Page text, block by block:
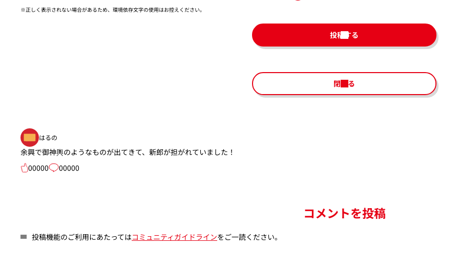
※正しく表示されない場合があるため、環境依存文字の使用はお控えください。​
投稿する
閉じる
はるの
余興で御神輿のようなものが出てきて、新郎が担がれていました！
00000
00000
コメントを投稿
投稿機能のご利用にあたってはコミュニティガイドラインをご一読ください。